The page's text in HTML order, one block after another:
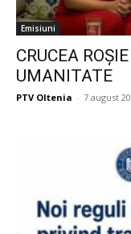
Emisiuni
CRUCEA
UMANITATE
PTV Oltenia - 7 august